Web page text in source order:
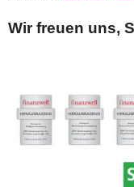
Wir freuen uns,